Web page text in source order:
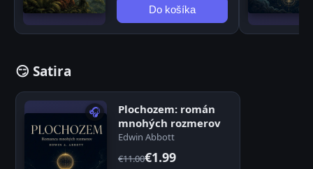
Do košíka
😏 Satira
🎧
Plochozem: román
mnohých rozmerov
Edwin Abbott
€11.00€1.99